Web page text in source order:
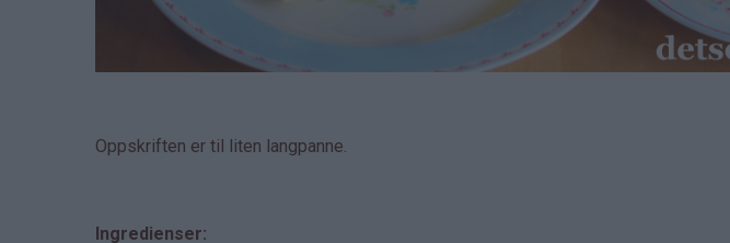
Oppskriften er til liten langpanne.
Ingredienser: